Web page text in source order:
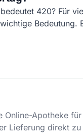
420? Für
Bedeutung.
Apotheke
Lieferung direkt zu